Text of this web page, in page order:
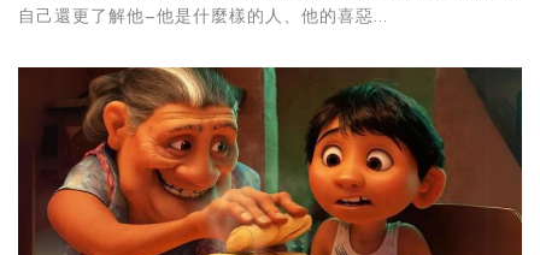
自己還更了解他—他是什麼樣的人、他的喜惡...